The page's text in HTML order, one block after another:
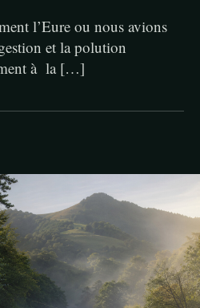
l’Eure ou nous avions
et la polution
à la […]